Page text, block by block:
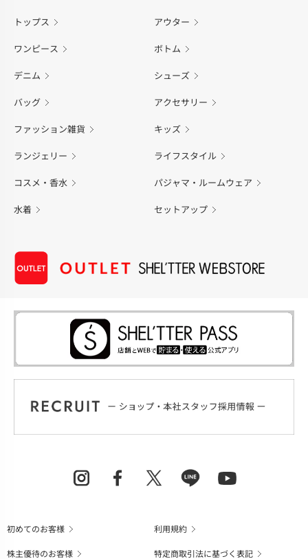
トップス アウター
ワンピース ボトム
デニム シューズ
バッグ アクセサリー
ファッション雑貨 キッズ
ランジェリー ライフスタイル
コスメ・香水 パジャマ・ルームウェア
水着 セットアップ
初めてのお客様
利用規約
株主優待のお客様
特定商取引法に基づく表記